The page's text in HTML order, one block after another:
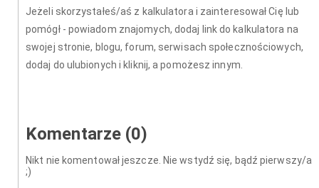
Jeżeli skorzystałeś/aś z kalkulatora i zainteresował Cię lub
pomógł - powiadom znajomych, dodaj link do kalkulatora na
swojej stronie, blogu, forum, serwisach społecznościowych,
dodaj do ulubionych i kliknij, a pomożesz innym.
Komentarze (0)
Nikt nie komentował jeszcze. Nie wstydź się, bądź pierwszy/a
;)